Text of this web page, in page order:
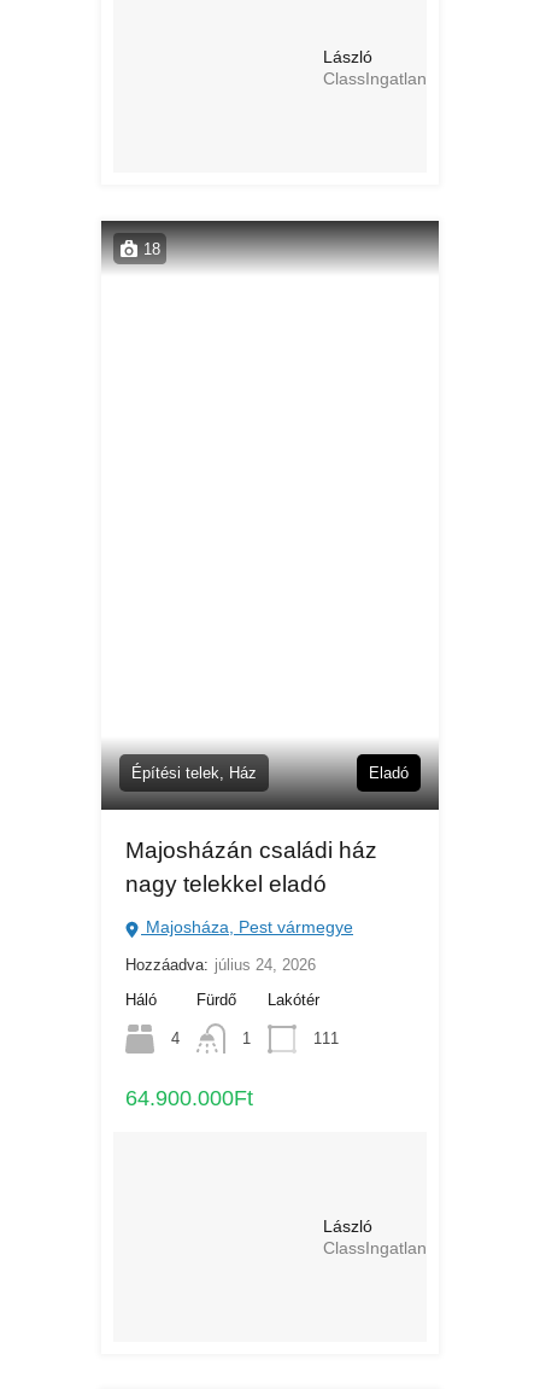
László
ClassIngatlan
18
Építési telek, Ház Eladó
Majosházán családi ház
nagy telekkel eladó
Majosháza, Pest vármegye
Hozzáadva: július 24, 2026
Háló
4
Fürdő
1
Lakótér
111
64.900.000Ft
László
ClassIngatlan